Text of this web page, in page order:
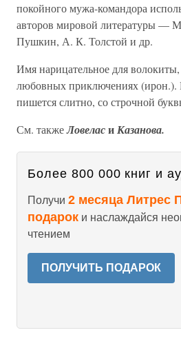
покойного мужа-командора
авторов мировой литературы —
Пушкин, А. К. Толстой и др.
Имя нарицательное для
любовных приключениях (ирон.).
пишется слитно, со строчной
См. такжеЛовеласиКазанова.
Более 800 000 книг и
Получи 2 месяца Литрес
подарок и наслаждайся
чтением
ПОЛУЧИТЬ ПОДАРОК